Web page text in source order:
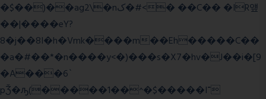
�$��)��ag2\�nک�#<� ��C�� �IR얲
��|����eY?
8�j��8I�h�Vmk����m��Eh�����C��
�a�#��*�n����y<�)���s�X7�hv�J��i�[9
�A���6`
pǮ�ԡ(�����1��^�$�����I־